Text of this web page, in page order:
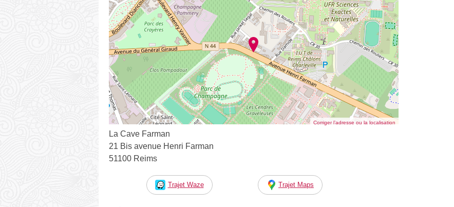
Corriger l’adresse ou la localisation
La Cave Farman
21 Bis avenue Henri Farman
51100 Reims
Trajet Waze Trajet Maps